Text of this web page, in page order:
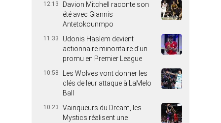
12:13
Davion Mitchell raconte son
été avec Giannis
Antetokounmpo
11:33
Udonis Haslem devient
actionnaire minoritaire d’un
promu en Premier League
10:58
Les Wolves vont donner les
clés de leur attaque à LaMelo
Ball
10:23
Vainqueurs du Dream, les
Mystics réalisent une